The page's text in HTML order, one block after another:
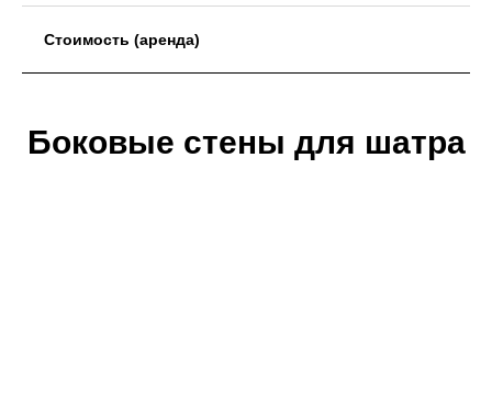
Стоимость (аренда)
Боковые стены для шатра